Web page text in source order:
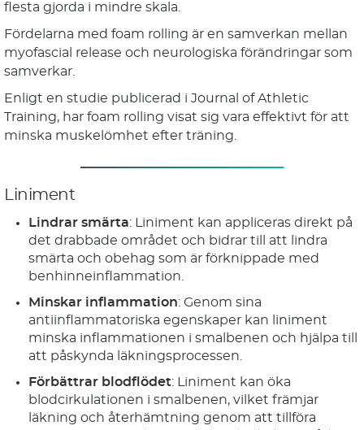
flesta gjorda i mindre skala.
Fördelarna med foam rolling är en samverkan mellan
myofascial release och neurologiska förändringar som
samverkar.
Enligt en studie publicerad i Journal of Athletic
Training, har foam rolling visat sig vara effektivt för att
minska muskelömhet efter träning.
Liniment
Lindrar smärta: Liniment kan appliceras direkt på
det drabbade området och bidrar till att lindra
smärta och obehag som är förknippade med
benhinneinflammation.
Minskar inflammation: Genom sina
antiinflammatoriska egenskaper kan liniment
minska inflammationen i smalbenen och hjälpa till
att påskynda läkningsprocessen.
Förbättrar blodflödet: Liniment kan öka
blodcirkulationen i smalbenen, vilket främjar
läkning och återhämtning genom att tillföra